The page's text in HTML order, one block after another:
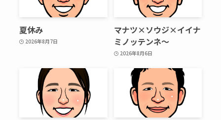
夏休み
2026年8月7日
マナツ×ソウジ×イイナ
ミノッテンネ～
2026年8月6日